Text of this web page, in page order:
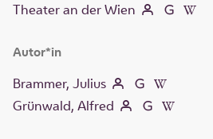
Autor*in
Brammer, Julius
Grünwald, Alfred
Theater an der Wien